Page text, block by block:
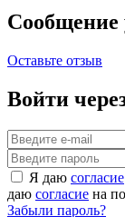
Сообщение
Оставьте отзыв
Войти
Я даю согласие
даю согласие на
Забыли пароль?